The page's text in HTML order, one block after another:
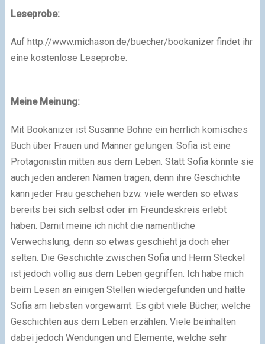
Leseprobe:
Auf http://www.michason.de/buecher/bookanizer findet ihr
eine kostenlose Leseprobe.
Meine Meinung:
Mit Bookanizer ist Susanne Bohne ein herrlich komisches
Buch über Frauen und Männer gelungen. Sofia ist eine
Protagonistin mitten aus dem Leben. Statt Sofia könnte sie
auch jeden anderen Namen tragen, denn ihre Geschichte
kann jeder Frau geschehen bzw. viele werden so etwas
bereits bei sich selbst oder im Freundeskreis erlebt
haben. Damit meine ich nicht die namentliche
Verwechslung, denn so etwas geschieht ja doch eher
selten. Die Geschichte zwischen Sofia und Herrn Steckel
ist jedoch völlig aus dem Leben gegriffen. Ich habe mich
beim Lesen an einigen Stellen wiedergefunden und hätte
Sofia am liebsten vorgewarnt. Es gibt viele Bücher, welche
Geschichten aus dem Leben erzählen. Viele beinhalten
dabei jedoch Wendungen und Elemente, welche sehr